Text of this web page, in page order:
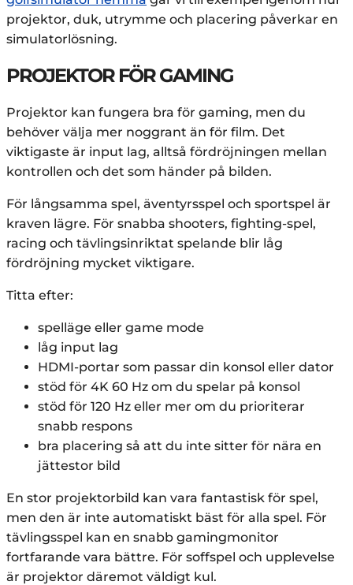
projektor, duk, utrymme och placering påverkar en
simulatorlösning.
PROJEKTOR FÖR GAMING
Projektor kan fungera bra för gaming, men du
behöver välja mer noggrant än för film. Det
viktigaste är input lag, alltså fördröjningen mellan
kontrollen och det som händer på bilden.
För långsamma spel, äventyrsspel och sportspel är
kraven lägre. För snabba shooters, fighting-spel,
racing och tävlingsinriktat spelande blir låg
fördröjning mycket viktigare.
Titta efter:
spelläge eller game mode
låg input lag
HDMI-portar som passar din konsol eller dator
stöd för 4K 60 Hz om du spelar på konsol
stöd för 120 Hz eller mer om du prioriterar
snabb respons
bra placering så att du inte sitter för nära en
jättestor bild
En stor projektorbild kan vara fantastisk för spel,
men den är inte automatiskt bäst för alla spel. För
tävlingsspel kan en snabb gamingmonitor
fortfarande vara bättre. För soffspel och upplevelse
är projektor däremot väldigt kul.